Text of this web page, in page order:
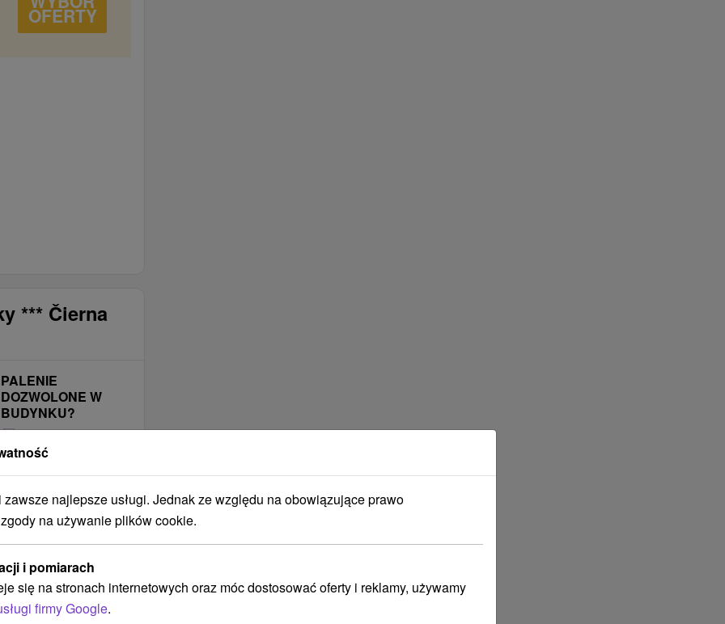
OFERTY
*** Čierna
PALENIE
DOZWOLONE W
BUDYNKU?
povolené
OBJĘTY ZASIĘGIEM
SIECI
KOMÓRKOWEJ
Telekom
Orange
O2
najlepsze usługi. Jednak ze względu na obowiązujące prawo
na używanie plików cookie.
i pomiarach
się na stronach internetowych oraz móc dostosować oferty i reklamy, używamy
firmy Google.